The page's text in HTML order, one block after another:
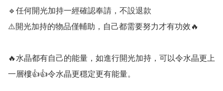
🔹️任何開光加持一經確認奉請，不設退款
⚠️開光加持的物品僅輔助，自己都需要努力才有功效🔥
🔥水晶都有自己的能量，如進行開光加持，可以令水晶更上
一層樓👍👍令水晶更穩定更有能量。